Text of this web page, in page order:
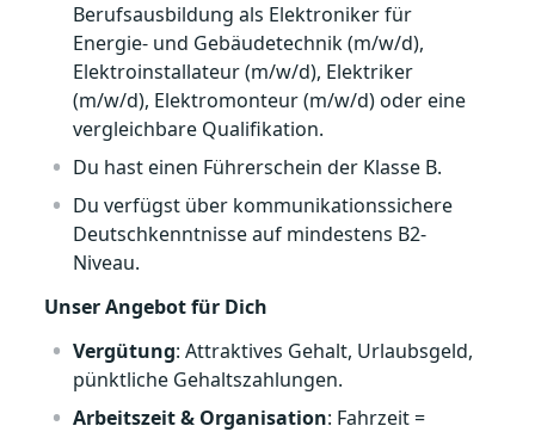
Berufsausbildung als Elektroniker für
Energie- und Gebäudetechnik (m/w/d),
Elektroinstallateur (m/w/d), Elektriker
(m/w/d), Elektromonteur (m/w/d) oder eine
vergleichbare Qualifikation.
Du hast einen Führerschein der Klasse B.
Du verfügst über kommunikationssichere
Deutschkenntnisse auf mindestens B2-
Niveau.
Unser Angebot für Dich
Vergütung: Attraktives Gehalt, Urlaubsgeld,
pünktliche Gehaltszahlungen.
Arbeitszeit & Organisation: Fahrzeit =